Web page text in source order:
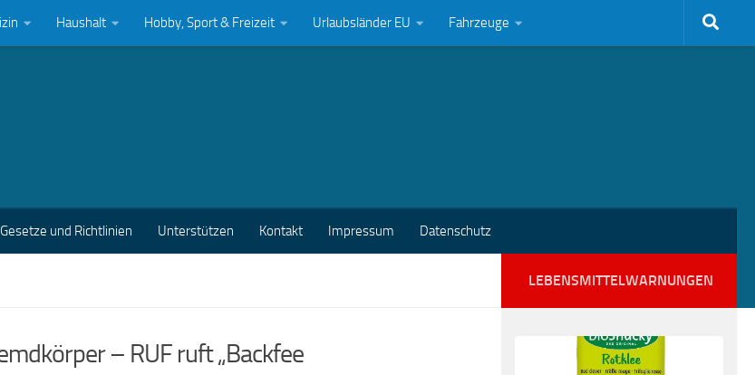
Haushalt Hobby, Sport & Freizeit Urlaubsländer EU Fahrzeuge
Gesetze und Richtlinien Unterstützen Kontakt Impressum Datenschutz
– RUF ruft „Backfee
LEBENSMITTELWARNUNGEN